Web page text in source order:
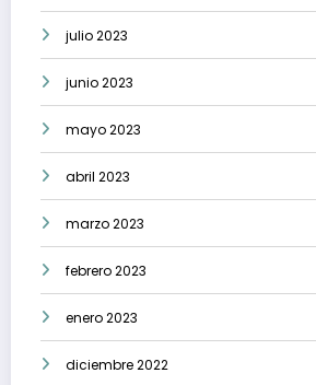
julio 2023
junio 2023
mayo 2023
abril 2023
marzo 2023
febrero 2023
enero 2023
diciembre 2022